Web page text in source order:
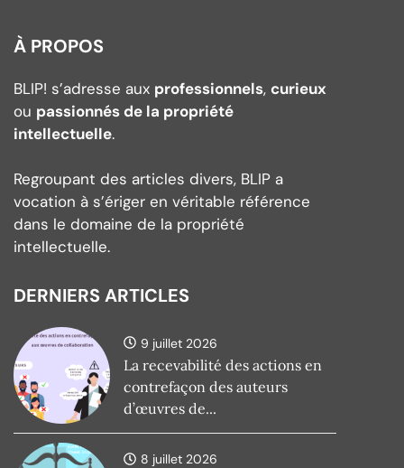
À PROPOS
BLIP! s’adresse aux professionnels, curieux
ou passionnés de la propriété
intellectuelle.
Regroupant des articles divers, BLIP a
vocation à s’ériger en véritable référence
dans le domaine de la propriété
intellectuelle.
DERNIERS ARTICLES
9 juillet 2026
La recevabilité des actions en
contrefaçon des auteurs
d’œuvres de...
8 juillet 2026